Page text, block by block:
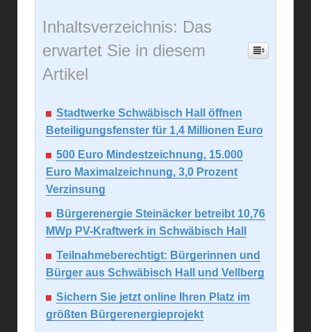
Inhaltsverzeichnis: Das
erwartet Sie in diesem
Artikel
Stadtwerke Schwäbisch Hall öffnen
Beteiligungsfenster für 1,4 Millionen Euro
500 Euro Mindestzeichnung, 15.000
Euro Maximalzeichnung, 3,0 Prozent
Verzinsung
Bürgerenergie Steinäcker betreibt 10,76
MWp PV-Kraftwerk in Schwäbisch Hall
Teilnahmeberechtigt: Bürgerinnen und
Bürger aus Schwäbisch Hall und Vellberg
Sichern Sie jetzt online Ihren Platz im
größten Bürgerenergieprojekt